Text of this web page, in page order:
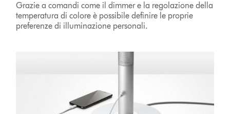
Grazie a comandi come il dimmer e la regolazione della
temperatura di colore è possibile definire le proprie
preferenze di illuminazione personali.